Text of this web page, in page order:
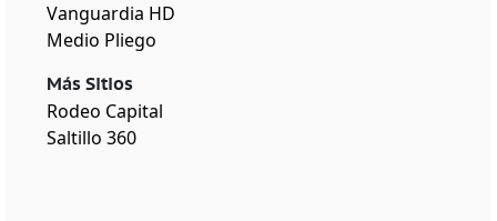
Vanguardia HD
Medio Pliego
Más Sitios
Rodeo Capital
Saltillo 360